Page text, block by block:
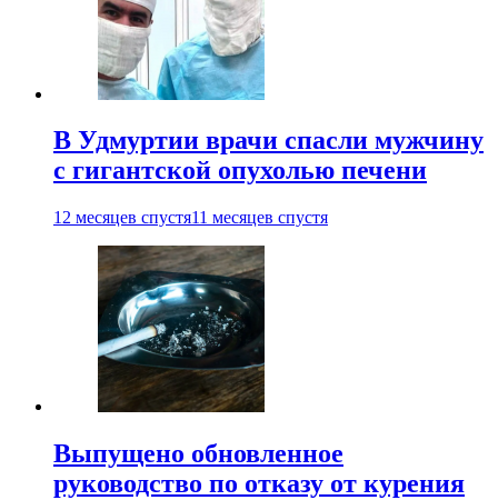
В Удмуртии врачи спасли мужчину
с гигантской опухолью печени
12 месяцев спустя11 месяцев спустя
Выпущено обновленное
руководство по отказу от курения